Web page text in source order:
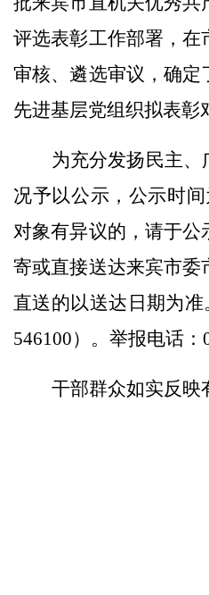
评选表彰工作部署，
审核、遴选审议，确定
先进基层党组织拟表彰
为充分发扬民主
况予以公示，公示时间
对象有异议的，请于
寄或直接送达来宾市委
直送的以送达日期为
546100）。举报电话：
干部群众如实反映